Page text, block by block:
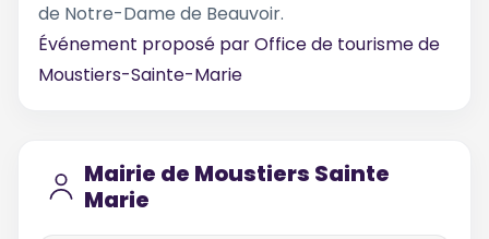
de Notre-Dame de Beauvoir.
Événement proposé parOffice de tourisme de
Moustiers-Sainte-Marie
Mairie de Moustiers Sainte
Marie